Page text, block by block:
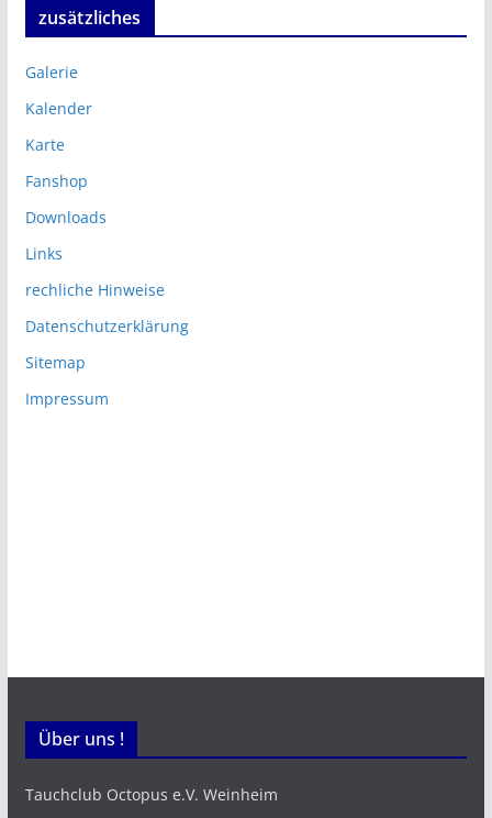
zusätzliches
Galerie
Kalender
Karte
Fanshop
Downloads
Links
rechliche Hinweise
Datenschutzerklärung
Sitemap
Impressum
Über uns !
Tauchclub Octopus e.V. Weinheim